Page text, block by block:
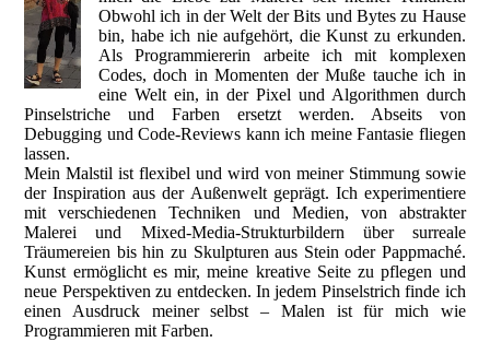
Obwohl ich in der Welt der Bits und Bytes zu Hause
bin, habe ich nie aufgehört, die Kunst zu erkunden.
Als Programmiererin arbeite ich mit komplexen
Codes, doch in Momenten der Muße tauche ich in
eine Welt ein, in der Pixel und Algorithmen durch
Pinselstriche und Farben ersetzt werden. Abseits von
Debugging und Code-Reviews kann ich meine Fantasie fliegen
lassen.
Mein Malstil ist flexibel und wird von meiner Stimmung sowie
der Inspiration aus der Außenwelt geprägt. Ich experimentiere
mit verschiedenen Techniken und Medien, von abstrakter
Malerei und Mixed-Media-Strukturbildern über surreale
Träumereien bis hin zu Skulpturen aus Stein oder Pappmaché.
Kunst ermöglicht es mir, meine kreative Seite zu pflegen und
neue Perspektiven zu entdecken. In jedem Pinselstrich finde ich
einen Ausdruck meiner selbst – Malen ist für mich wie
Programmieren mit Farben.